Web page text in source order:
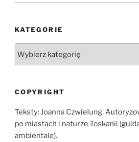
KATEGORIE
COPYRIGHT
Teksty: Joanna Czwielung.
po miastach i naturze Toskanii
ambientale).